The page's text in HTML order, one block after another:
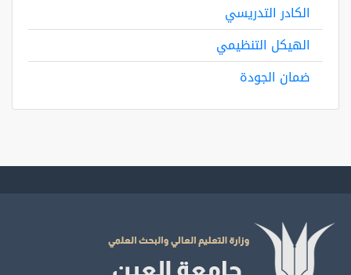
الكادر التدريسي
الهيكل التنظيمي
ضمان الجودة